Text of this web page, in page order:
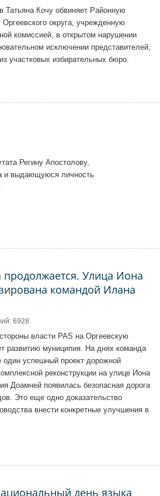
Татьяна Кочу обвиняет Районную
округа, учрежденную
комиссией, в открытом нарушении
исключении представителей,
участковых избирательных бюро.
Регину Апостолову,
и выдающуюся личность
продолжается. Улица Иона
командой Илана
6928
власти PAS на Оргеевскую
развитию муниципия. На днях команда
успешный проект дорожной
реконструкции на улице Иона
Доамней появилась безопасная дорога
Это еще одно доказательство
внести конкретные улучшения в
день языка